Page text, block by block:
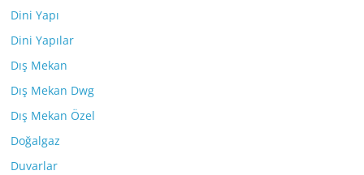
Dini Yapı
Dini Yapılar
Dış Mekan
Dış Mekan Dwg
Dış Mekan Özel
Doğalgaz
Duvarlar